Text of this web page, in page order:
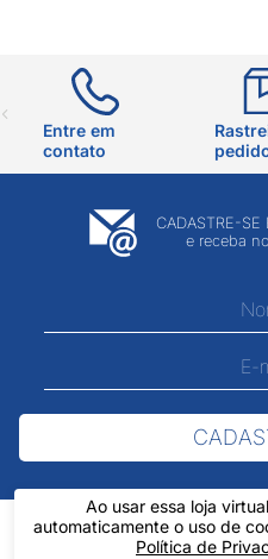
Ao usar essa loja
automaticamente o uso de
Política de
Entre em
contato
CADASTRE-
e receba